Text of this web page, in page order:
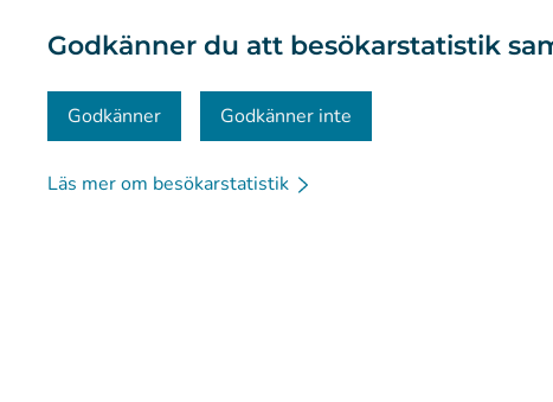
Godkänner du att besökarstatistik
Godkänner Godkänner inte
Läs mer om besökarstatistik
Kommunikation och sociala medier
© Kanta-Palvelut, Kansaneläkelaitos